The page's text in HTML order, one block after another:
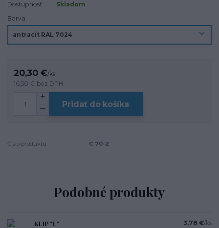
Dostupnosť
Skladom
Barva
20,30 €/ks
16,50 € bez DPH
Pridať do košíka
Číslo produktu: C 70-2
Podobné produkty
KLIP "L" 3,78 €/ks